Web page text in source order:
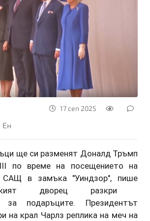
17 сеп 2025
Ен
ще си разменят Доналд Тръмп
по време на посещението на
САЩ в замъка "Уиндзор", пише
дворец разкри
за подаръците. Президентът
на крал Чарлз реплика на меч на